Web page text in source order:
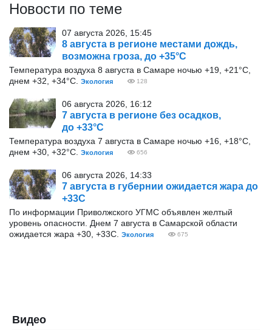
Новости по теме
07 августа 2026, 15:45
8 августа в регионе местами дождь,
возможна гроза, до +35°С
Температура воздуха 8 августа в Самаре ночью +19, +21°С,
днем +32, +34°С.
Экология 128
06 августа 2026, 16:12
7 августа в регионе без осадков,
до +33°С
Температура воздуха 7 августа в Самаре ночью +16, +18°С,
днем +30, +32°С.
Экология 656
06 августа 2026, 14:33
7 августа в губернии ожидается жара до
+33С
По информации Приволжского УГМС объявлен желтый
уровень опасности. Днем 7 августа в Самарской области
ожидается жара +30, +33С.
Экология 675
Видео